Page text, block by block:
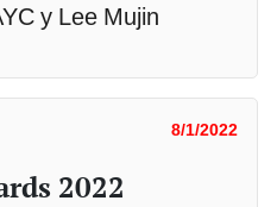
y Lee Mujin
8/1/2022
2022